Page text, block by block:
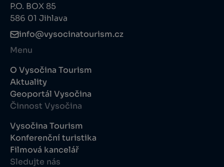
P.O. BOX 85
586 01 Jihlava
info@vysocinatourism.cz
Menu
O Vysočina Tourism
Aktuality
Geoportál Vysočina
Činnost Vysočina
Vysočina Tourism
Konferenční turistika
Filmová kancelář
Sledujte nás